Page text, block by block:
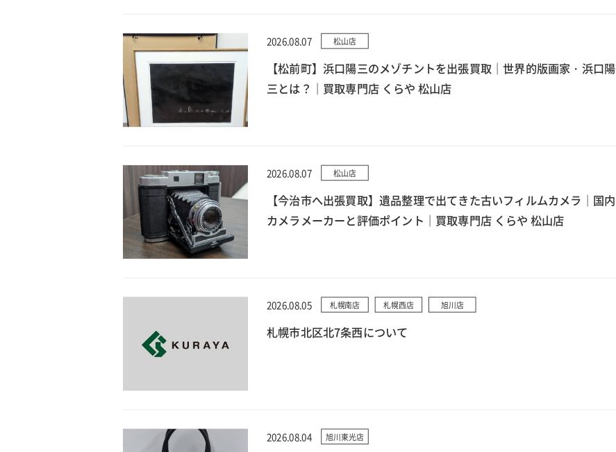
2026.08.07 松山店
【松前町】浜口陽三のメゾチントを出張買取｜世界的版画家・浜口陽
三とは？｜買取専門店 くらや 松山店
2026.08.07 松山店
【今治市へ出張買取】遺品整理で出てきた古いフィルムカメラ｜国内
カメラメーカーと評価ポイント｜買取専門店 くらや 松山店
2026.08.05 札幌南店 札幌西店 旭川店
札幌市北区北7条西について
2026.08.04 旭川東光店